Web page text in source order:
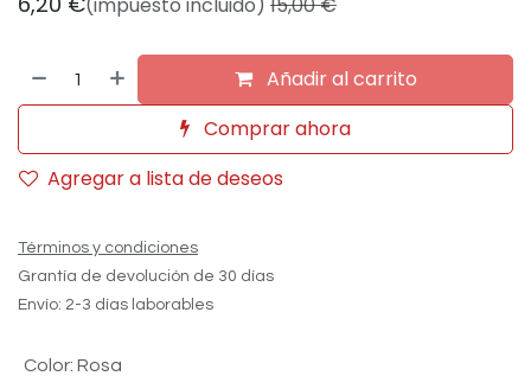
Añadir al carrito
Comprar ahora
Agregar a lista de deseos
Términos y condiciones
Grantía de devolución de 30 días
Envío: 2-3 días laborables
Color: Rosa